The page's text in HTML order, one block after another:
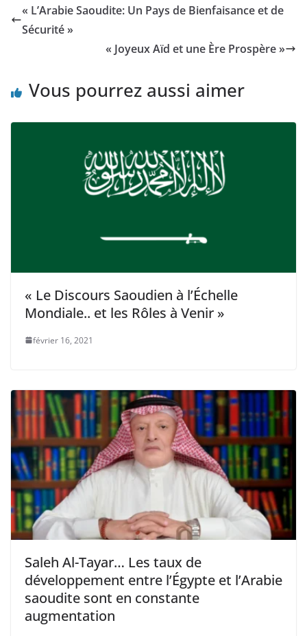
« L’Arabie Saoudite: Un Pays de Bienfaisance et de
Sécurité »
« Joyeux Aïd et une Ère Prospère »
Vous pourrez aussi aimer
« Le Discours Saoudien à l’Échelle
Mondiale.. et les Rôles à Venir »
février 16, 2021
Saleh Al-Tayar… Les taux de
développement entre l’Égypte et l’Arabie
saoudite sont en constante
augmentation